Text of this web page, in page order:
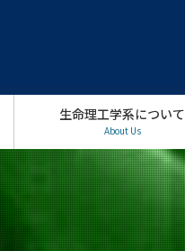
生命理工学系について
About Us